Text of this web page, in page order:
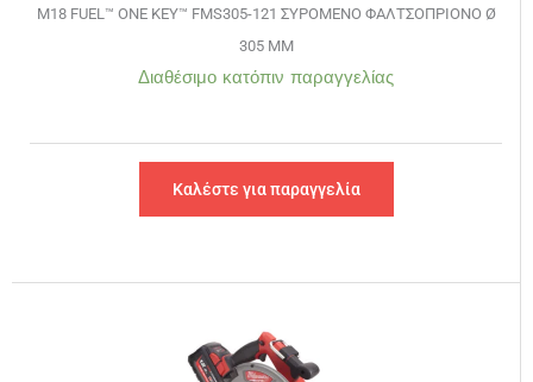
M18 FUEL™ ONE KEY™ FMS305-121 ΣΥΡΟΜΕΝΟ ΦΑΛΤΣΟΠΡΙΟΝΟ Ø
305 MM
Διαθέσιμο κατόπιν παραγγελίας
Καλέστε για παραγγελία